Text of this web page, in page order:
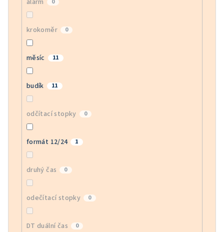
alarm 0
krokoměr 0
měsíc 11
budík 11
odčítací stopky 0
formát 12/24 1
druhý čas 0
odečítací stopky 0
DT duální čas 0